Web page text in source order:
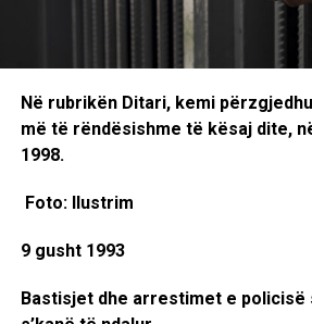
Në rubrikën Ditari, kemi
më të rëndësishme të kësaj dite,
1998.
Foto: Ilustrim
9 gusht 1993
Bastisjet dhe arrestimet e policisë